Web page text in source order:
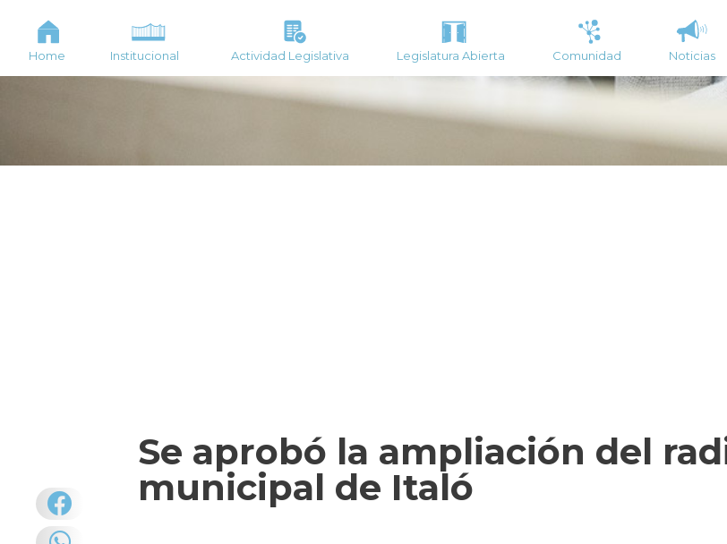
Home Institucional Actividad Legislativa Legislatura Abierta Comunidad Noticias
Se aprobó la ampliación del
municipal de Italó